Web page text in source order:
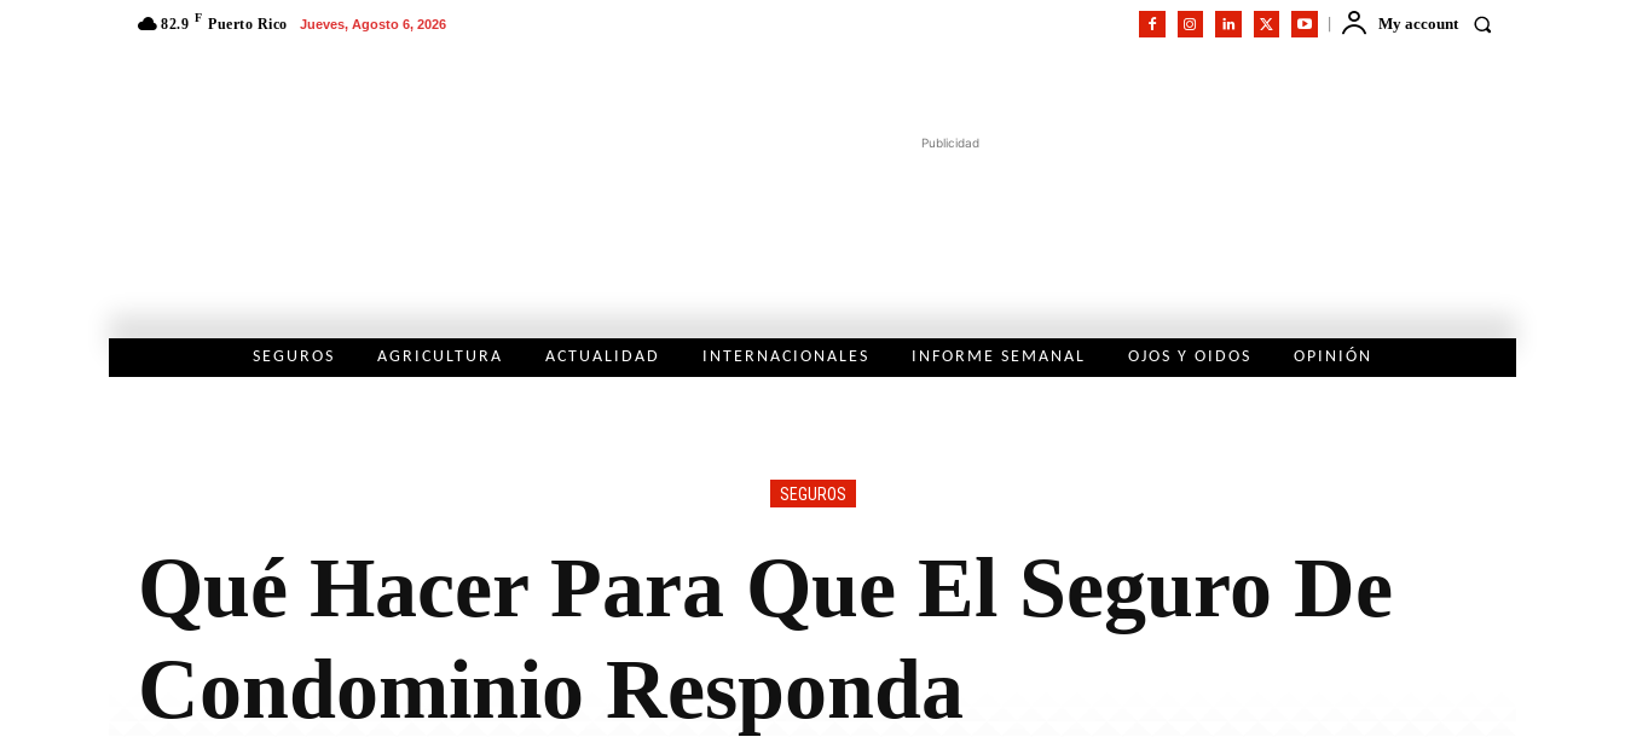
82.9 F Puerto Rico Jueves, Agosto 6, 2026 My account
Publicidad
SEGUROS AGRICULTURA ACTUALIDAD INTERNACIONALES INFORME SEMANAL OJOS Y OIDOS OPINIÓN
SEGUROS
Qué Hacer Para Que El Seguro De
Condominio Responda